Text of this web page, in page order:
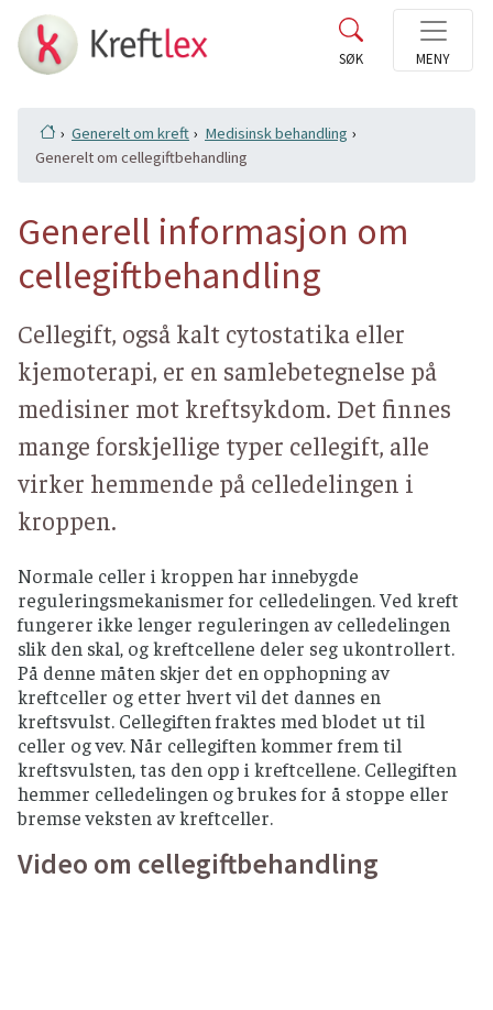
Generelt om kreft
Medisinsk behandling
Generelt om cellegiftbehandling
Generell informasjon om
cellegiftbehandling
Cellegift, også kalt cytostatika eller
kjemoterapi, er en samlebetegnelse på
medisiner mot kreftsykdom. Det finnes
mange forskjellige typer cellegift, alle
virker hemmende på celledelingen i
kroppen.
Normale celler i kroppen har innebygde
reguleringsmekanismer for celledelingen. Ved kreft
fungerer ikke lenger reguleringen av celledelingen
slik den skal, og kreftcellene deler seg ukontrollert.
På denne måten skjer det en opphopning av
kreftceller og etter hvert vil det dannes en
kreftsvulst. Cellegiften fraktes med blodet ut til
celler og vev. Når cellegiften kommer frem til
kreftsvulsten, tas den opp i kreftcellene. Cellegiften
hemmer celledelingen og brukes for å stoppe eller
bremse veksten av kreftceller.
Video om cellegiftbehandling